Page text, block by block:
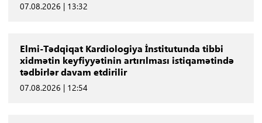
07.08.2026 | 13:32
Elmi-Tədqiqat Kardiologiya İnstitutunda tibbi
xidmətin keyfiyyətinin artırılması istiqamətində
tədbirlər davam etdirilir
07.08.2026 | 12:54